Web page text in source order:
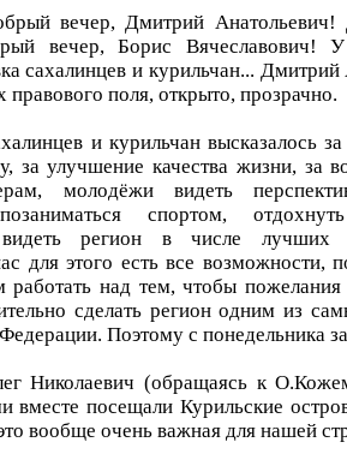
вечер, Дмитрий Анатольевич!
вечер, Борис Вячеславович!
сахалинцев и курильчан...
поля, открыто, прозрачно.
и курильчан высказалось
за улучшение качества жизни, за
молодёжи видеть
спортом,
регион в числе лучших
для этого есть все возможности,
работать над тем, чтобы пожелания
сделать регион одним из
Поэтому с понедельника
Николаевич (обращаясь к
вместе посещали Курильские
вообще очень важная для нашей